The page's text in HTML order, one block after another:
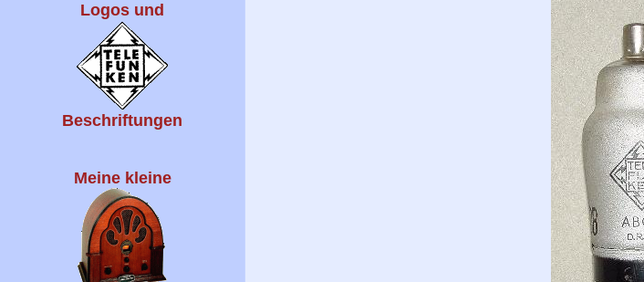
Logos und
Beschriftungen
Meine kleine